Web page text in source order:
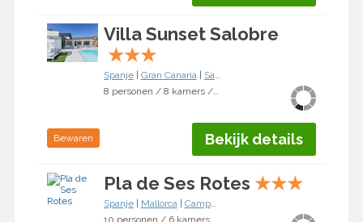
Villa Sunset Salobre
★★★
Spanje| Gran Canaria| San Bartolomé de Tirajana
8 personen / 8 kamers / 4 slaapkamers
Bewaren Bekijk details
Pla de Ses Rotes ★★★
Spanje| Mallorca| Campanet